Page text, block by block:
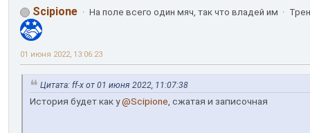
Scipione На поле всего один мяч, так что владей им
01 июня 2022, 13:06:23
Цитата: ff-x от 01 июня 2022, 11:07:38
История будет как у@Scipione, сжатая и записочная